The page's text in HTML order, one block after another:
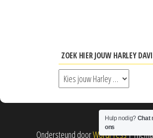
ZOEK HIER JOUW HARLEY
Ondersteund doorWordPress|
Hulp nodig? Chat
ons